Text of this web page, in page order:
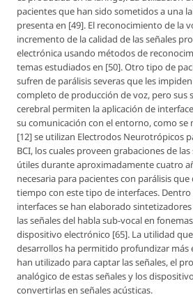
pacientes que han sido sometidos a una
presenta en [49]. El reconocimiento de la
incremento de la calidad de las señales
electrónica usando métodos de
temas estudiados en [50]. Otro tipo de
sufren de parálisis severas que les
completo de producción de voz, pero sus
cerebral permiten la aplicación de
su comunicación con el entorno, como se
[12] se utilizan Electrodos Neurotrópicos
BCI, los cuales proveen grabaciones de
útiles durante aproximadamente cuatro
necesaria para pacientes con parálisis
tiempo con este tipo de interfaces. Dentro
interfaces se han elaborado
las señales del habla sub-vocal en
dispositivo electrónico [65]. La utilidad
desarrollos ha permitido profundizar más
han utilizado para captar las señales, el
analógico de estas señales y los
convertirlas en señales acústicas.